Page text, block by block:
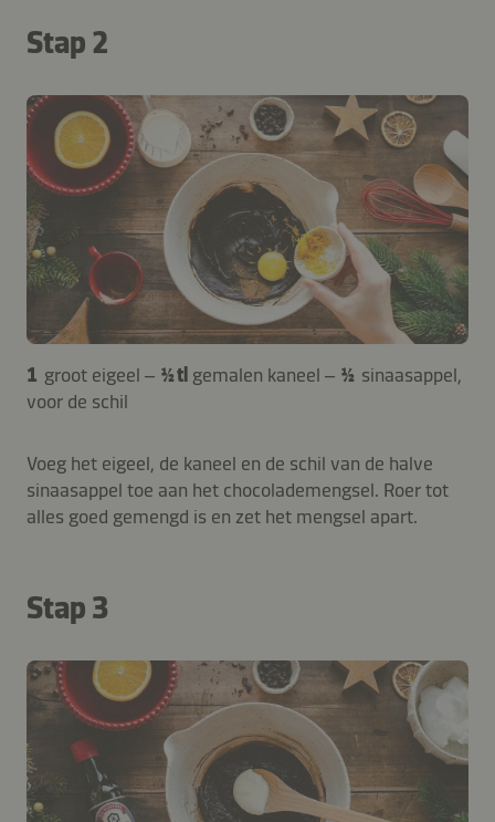
Stap 2
1 groot eigeel – ½ tl gemalen kaneel – ½ sinaasappel,
voor de schil
Voeg het eigeel, de kaneel en de schil van de halve
sinaasappel toe aan het chocolademengsel. Roer tot
alles goed gemengd is en zet het mengsel apart.
Stap 3